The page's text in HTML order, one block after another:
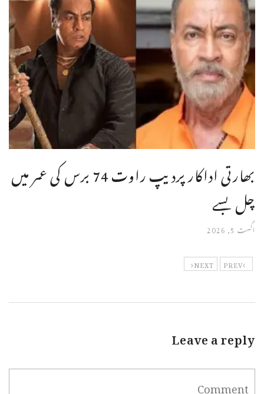
بھارتی اداکار پردیپ راوت 74 برس کی عمر میں
چل بسے
اگست 5, 2026
PREV
NEXT
Leave a reply